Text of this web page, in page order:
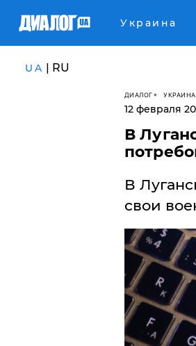
Украина
UA | RU
ДИАЛОГ УКРАИНА
12 февраля
В
В
свои